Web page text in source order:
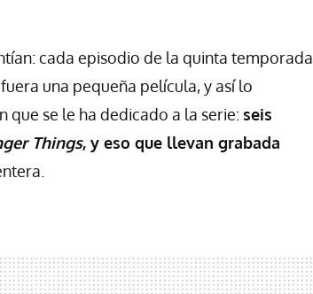
cada episodio de la quinta temporada
una pequeña película, y así lo
se le ha dedicado a la serie: seis
Things, y eso que llevan grabada